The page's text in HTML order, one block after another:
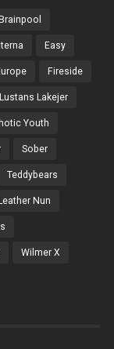
Brainpool
Easy
Fireside
Lustans Lakejer
Youth
Sober
Teddybears
Nun
Wilmer X